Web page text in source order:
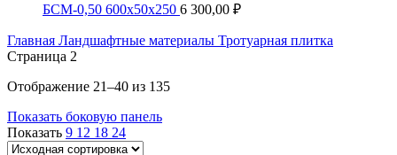
БСМ-0,50 600х50х250 6 300,00 ₽
Главная Ландшафтные материалы Тротуарная плитка
Страница 2
Отображение 21–40 из 135
Показать боковую панель
Показать 9 12 18 24